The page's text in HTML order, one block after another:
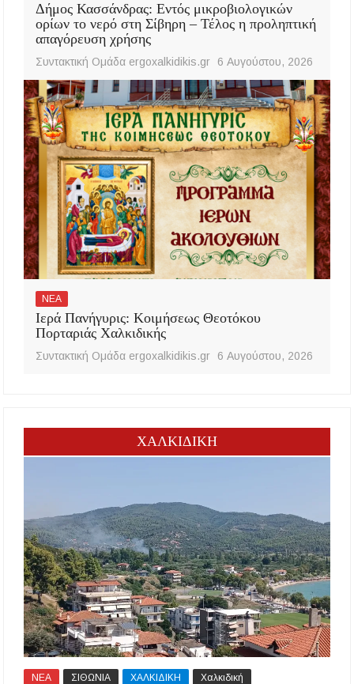
Δήμος Κασσάνδρας: Εντός μικροβιολογικών
ορίων το νερό στη Σίβηρη – Τέλος η προληπτική
απαγόρευση χρήσης
Συντακτική Ομάδα ergoxalkidikis.gr 6 Αυγούστου, 2026
ΝΕΑ
Ιερά Πανήγυρις: Κοιμήσεως Θεοτόκου
Πορταριάς Χαλκιδικής
Συντακτική Ομάδα ergoxalkidikis.gr 6 Αυγούστου, 2026
ΧΑΛΚΙΔΙΚΗ
ΝΕΑ ΣΙΘΩΝΙΑ ΧΑΛΚΙΔΙΚΗ Χαλκιδική